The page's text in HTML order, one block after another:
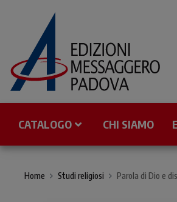
CATALOGO CHI SIAMO
Home Studi religiosi Parola di Dio e